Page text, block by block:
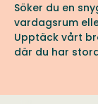
Söker du en
vardagsrum
Upptäck vårt
där du har
loungefåtöljen
många olika